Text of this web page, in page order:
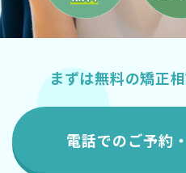
まずは無料の矯正
電話でのご予約